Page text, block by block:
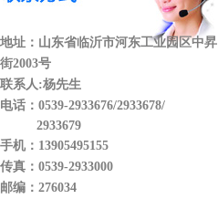
地址：山东省临沂市河东工业园区中昇
街2003号
联系人:杨先生
电话：0539-2933676/2933678/
2933679
手机：13905495155
传真：0539-2933000
邮编：276034